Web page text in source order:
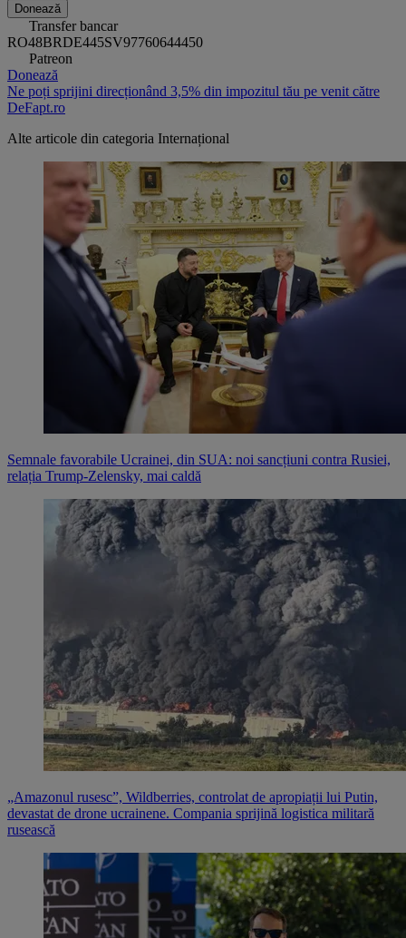
Donează
Transfer bancar
RO48BRDE445SV97760644450
Patreon
Donează
Ne poți sprijini direcționând 3,5% din impozitul tău pe venit către
DeFapt.ro
Alte articole din categoria Internațional
Semnale favorabile Ucrainei, din SUA: noi sancțiuni contra Rusiei,
relația Trump-Zelensky, mai caldă
„Amazonul rusesc”, Wildberries, controlat de apropiații lui Putin,
devastat de drone ucrainene. Compania sprijină logistica militară
rusească